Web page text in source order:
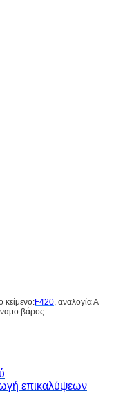
κείμενο:F420, αναλογία Α
βάρος.
επικαλύψεων